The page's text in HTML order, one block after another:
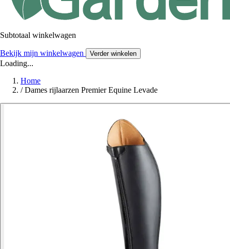
Subtotaal winkelwagen
Bekijk mijn winkelwagen Verder winkelen
Loading...
Home
/ Dames rijlaarzen Premier Equine Levade